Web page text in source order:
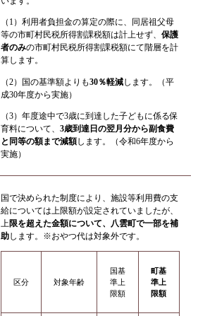
（1）利用者負担金の算定の際に、同居祖父母
等の市町村民税所得割課税額は計上せず、 保護
者のみの市町村民税所得割課税額にて階層を計
算します。
（2）国の基準額よりも30％軽減します。（平
成30年度から実施）
（3）年度途中で3歳に到達した子どもに係る保
育料について、 3歳到達日の翌月分から副食費
と同等の額まで減額します。（令和6年度から
実施）
国で決められた制度により、施設等利用費の支
給については上限額が設定されていましたが、
上限を超えた金額について、八雲町で一部を補
助します。※おやつ代は対象外です。
区分 対象年齢
国基
準上
限額
町基
準上
限額